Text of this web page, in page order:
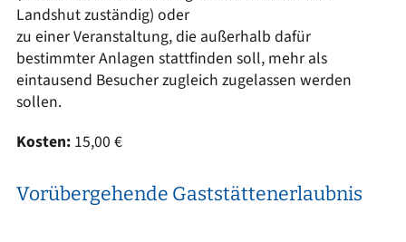
Landshut zuständig) oder
zu einer Veranstaltung, die außerhalb dafür
bestimmter Anlagen stattfinden soll, mehr als
eintausend Besucher zugleich zugelassen werden
sollen.
Kosten: 15,00 €
Vorübergehende Gaststättenerlaubnis